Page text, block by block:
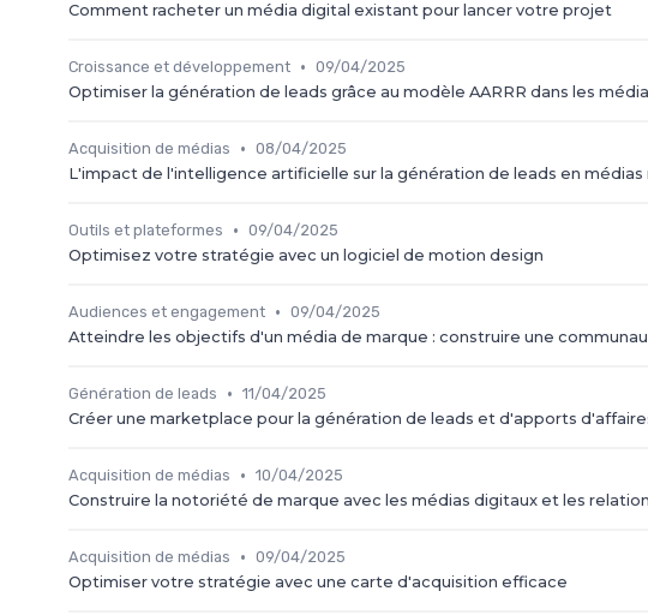
Comment racheter un média digital existant pour lancer votre projet
Croissance et développement • 09/04/2025
Optimiser la génération de leads grâce au modèle AARRR dans les
Acquisition de médias • 08/04/2025
L'impact de l'intelligence artificielle sur la génération de leads en médias
Outils et plateformes • 09/04/2025
Optimisez votre stratégie avec un logiciel de motion design
Audiences et engagement • 09/04/2025
Atteindre les objectifs d'un média de marque : construire une
Génération de leads • 11/04/2025
Créer une marketplace pour la génération de leads et d'apports
Acquisition de médias • 10/04/2025
Construire la notoriété de marque avec les médias digitaux et les
Acquisition de médias • 09/04/2025
Optimiser votre stratégie avec une carte d'acquisition efficace